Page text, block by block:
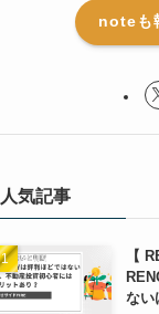
noteも
人気記事
【
ない